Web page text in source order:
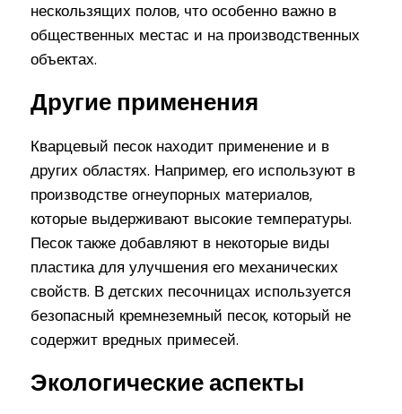
нескользящих полов, что особенно важно в
общественных местас и на производственных
объектах.
Другие применения
Кварцевый песок находит применение и в
других областях. Например, его используют в
производстве огнеупорных материалов,
которые выдерживают высокие температуры.
Песок также добавляют в некоторые виды
пластика для улучшения его механических
свойств. В детских песочницах используется
безопасный кремнеземный песок, который не
содержит вредных примесей.
Экологические аспекты